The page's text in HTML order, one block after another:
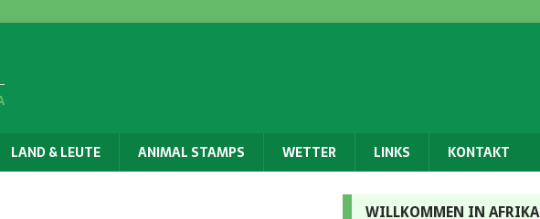
LAND & LEUTE ANIMAL STAMPS WETTER LINKS KONTAKT
WILLKOMMEN IN AFRIKA